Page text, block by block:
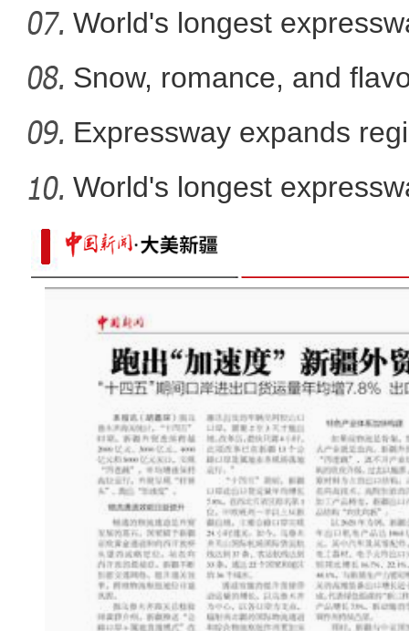
伊斯兰合作组织秘书长塔哈率
World's longest
Ti
Snow, romance, and
Expressway expands
World's longest
to